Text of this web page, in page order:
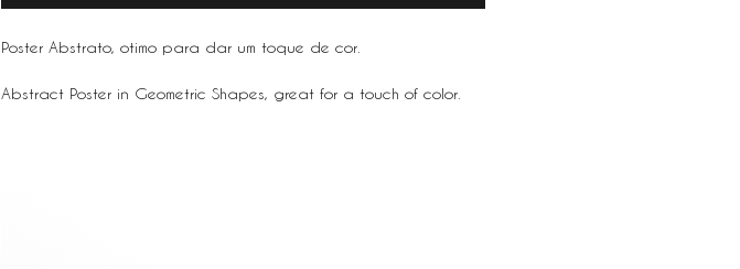
Poster Abstrato, otimo para dar um toque de cor.
Abstract Poster in Geometric Shapes, great for a touch of color.